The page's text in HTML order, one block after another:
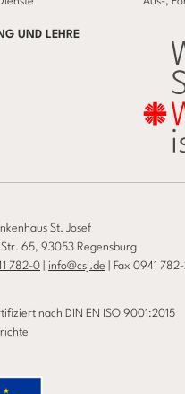
UND LEHRE
St. Josef
65, 93053 Regensburg
782-0 info@csj.de | Fax 0941
nach DIN EN ISO 9001:2015